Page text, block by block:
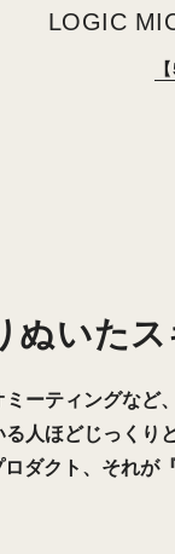
LOGIC
ぬいた
ーティングなど
人ほどじっくり
ダクト、それが